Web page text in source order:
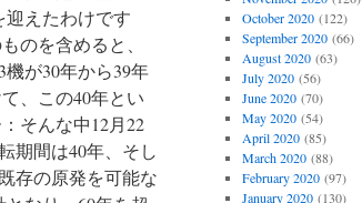
えたわけです
のを含めると、
が30年から39年
、この40年とい
そんな中12月22
期間は40年、そし
存の原発を可能な
October 2020(122)
September 2020(66)
August 2020(63)
July 2020(56)
June 2020(70)
May 2020(54)
April 2020(85)
March 2020(88)
February 2020(97)
January 2020(130)